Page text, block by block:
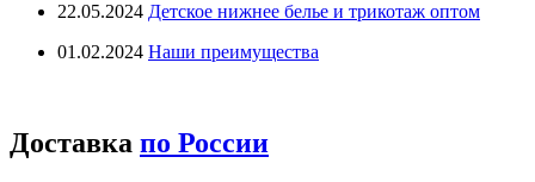
22.05.2024 Детское нижнее белье и трикотаж оптом
01.02.2024 Наши преимущества
Доставка по России